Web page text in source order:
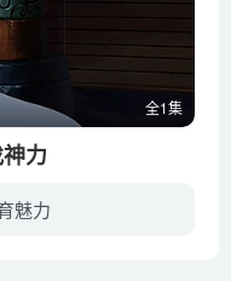
全1集
力
魅力